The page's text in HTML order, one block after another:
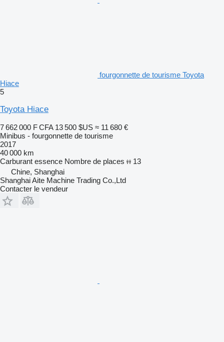
fourgonnette de tourisme Toyota
Hiace
5
Toyota Hiace
7 662 000 F CFA 13 500 $US ≈ 11 680 €
Minibus - fourgonnette de tourisme
2017
40 000 km
Carburant essence Nombre de places
13
Chine, Shanghai
Shanghai Aite Machine Trading Co.,Ltd
Contacter le vendeur